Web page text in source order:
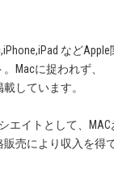
などApple
Macに捉われず、
しています。
エイトとして、MAC
売により収入を得